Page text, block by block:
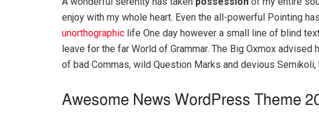
enjoy with my whole heart. Even the all-powerful Pointing
unorthographic life One day however a small line of blind
leave for the far World of Grammar. The Big Oxmox
of bad Commas, wild Question Marks and devious
Awesome News WordPress Theme